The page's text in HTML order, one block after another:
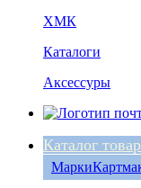
ХМК
Каталоги
Аксессуры
Каталог
Марки